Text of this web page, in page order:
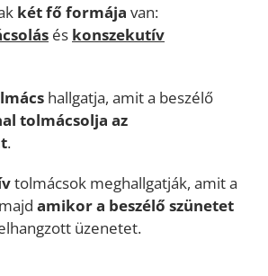
két fő formája van:
és konszekutív
hallgatja, amit a beszélő
tolmácsolja az
.
tolmácsok meghallgatják, amit a
amikor a beszélő szünetet
üzenetet.